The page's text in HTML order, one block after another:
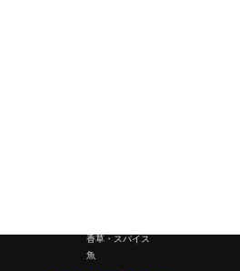
香草・スパイス
魚